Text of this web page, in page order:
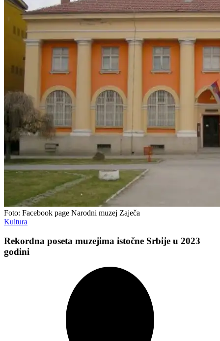
Foto: Facebook page Narodni muzej Zaječa
Kultura
Rekordna poseta muzejima istočne Srbije u 2023
godini